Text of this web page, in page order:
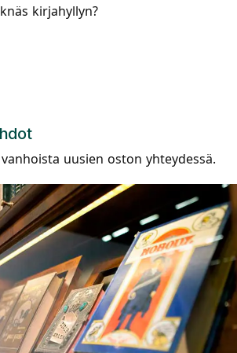
kirjahyllyn?
uusien oston yhteydessä.